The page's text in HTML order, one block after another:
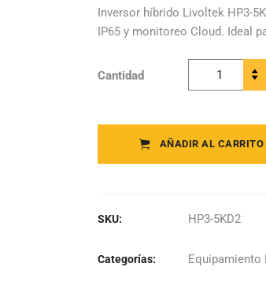
era:
Inversor híbrido Livoltek HP3-
IP65 y monitoreo Cloud. Ideal
Cantidad
Livoltek -
Inversor
5KD2 quantity
AÑADIR AL CARRITO
SKU: HP3-5KD2
Categorías: Equipamiento